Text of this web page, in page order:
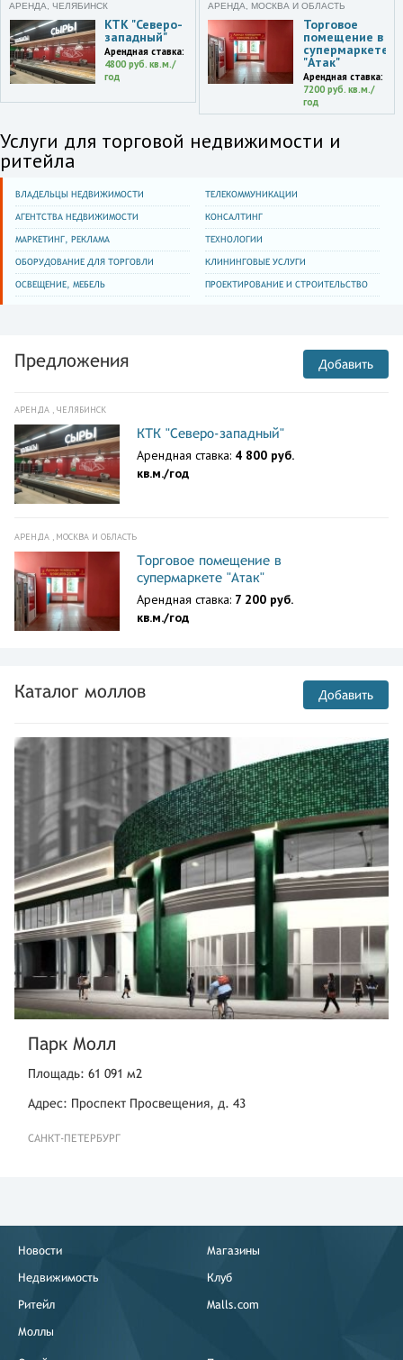
АРЕНДА, ЧЕЛЯБИНСК
КТК "Северо-
западный"
Арендная ставка:
4800 руб. кв.м./
год
АРЕНДА, МОСКВА И ОБЛАСТЬ
Торговое
помещение в
супермаркете
"Атак"
Арендная ставка:
7200 руб. кв.м./
год
Услуги для торговой недвижимости и
ритейла
ВЛАДЕЛЬЦЫ НЕДВИЖИМОСТИ ТЕЛЕКОММУНИКАЦИИ
АГЕНТСТВА НЕДВИЖИМОСТИ КОНСАЛТИНГ
МАРКЕТИНГ, РЕКЛАМА ТЕХНОЛОГИИ
ОБОРУДОВАНИЕ ДЛЯ ТОРГОВЛИ КЛИНИНГОВЫЕ УСЛУГИ
ОСВЕЩЕНИЕ, МЕБЕЛЬ ПРОЕКТИРОВАНИЕ И СТРОИТЕЛЬСТВО
Предложения Добавить
АРЕНДА , ЧЕЛЯБИНСК
КТК "Северо-западный"
Арендная ставка: 4 800 руб.
кв.м./год
АРЕНДА , МОСКВА И ОБЛАСТЬ
Торговое помещение в
супермаркете "Атак"
Арендная ставка: 7 200 руб.
кв.м./год
Каталог моллов Добавить
Парк Молл
Площадь: 61 091 м2
Адрес: Проспект Просвещения, д. 43
САНКТ-ПЕТЕРБУРГ
Новости
Недвижимость
Ритейл
Моллы
Магазины
Клуб
Malls.com